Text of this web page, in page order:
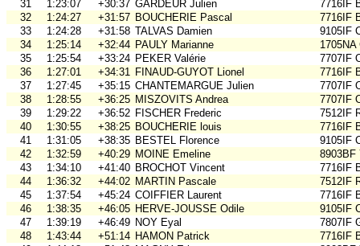
31
1:23:07 +30:37 GARDEUR Julien
7716IF
32
1:24:27 +31:57 BOUCHERIE Pascal
7716IF
33
1:24:28 +31:58 TALVAS Damien
9105IF
34
1:25:14 +32:44 PAULY Marianne
1705NA
35
1:25:54 +33:24 PEKER Valérie
7707IF
36
1:27:01 +34:31 FINAUD-GUYOT Lionel
7716IF
37
1:27:45 +35:15 CHANTEMARGUE Julien
7707IF
38
1:28:55 +36:25 MISZOVITS Andrea
7707IF
39
1:29:22 +36:52 FISCHER Frederic
7512IF
40
1:30:55 +38:25 BOUCHERIE louis
7716IF
41
1:31:05 +38:35 BESTEL Florence
9105IF
42
1:32:59 +40:29 MOINE Emeline
8903BF
43
1:34:10 +41:40 BROCHOT Vincent
7716IF
44
1:36:32 +44:02 MARTIN Pascale
7512IF
45
1:37:54 +45:24 COIFFIER Laurent
7716IF
46
1:38:35 +46:05 HERVE-JOUSSE Odile
9105IF
47
1:39:19 +46:49 NOY Eyal
7807IF
48
1:43:44 +51:14 HAMON Patrick
7716IF